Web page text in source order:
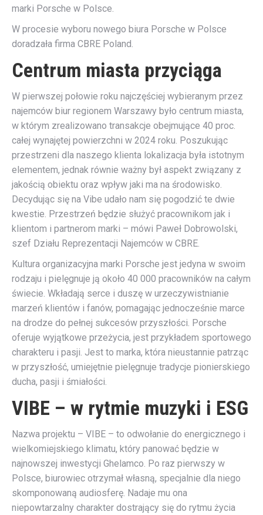
marki Porsche w Polsce.
W procesie wyboru nowego biura Porsche w Polsce
doradzała firma CBRE Poland.
Centrum miasta przyciąga
W pierwszej połowie roku najczęściej wybieranym przez
najemców biur regionem Warszawy było centrum miasta,
w którym zrealizowano transakcje obejmujące 40 proc.
całej wynajętej powierzchni w 2024 roku. Poszukując
przestrzeni dla naszego klienta lokalizacja była istotnym
elementem, jednak równie ważny był aspekt związany z
jakością obiektu oraz wpływ jaki ma na środowisko.
Decydując się na Vibe udało nam się pogodzić te dwie
kwestie. Przestrzeń będzie służyć pracownikom jak i
klientom i partnerom marki – mówi Paweł Dobrowolski,
szef Działu Reprezentacji Najemców w CBRE.
Kultura organizacyjna marki Porsche jest jedyna w swoim
rodzaju i pielęgnuje ją około 40 000 pracowników na całym
świecie. Wkładają serce i duszę w urzeczywistnianie
marzeń klientów i fanów, pomagając jednocześnie marce
na drodze do pełnej sukcesów przyszłości. Porsche
oferuje wyjątkowe przeżycia, jest przykładem sportowego
charakteru i pasji. Jest to marka, która nieustannie patrząc
w przyszłość, umiejętnie pielęgnuje tradycje pionierskiego
ducha, pasji i śmiałości.
VIBE – w rytmie muzyki i ESG
Nazwa projektu – VIBE – to odwołanie do energicznego i
wielkomiejskiego klimatu, który panować będzie w
najnowszej inwestycji Ghelamco. Po raz pierwszy w
Polsce, biurowiec otrzymał własną, specjalnie dla niego
skomponowaną audiosferę. Nadaje mu ona
niepowtarzalny charakter dostrający się do rytmu życia